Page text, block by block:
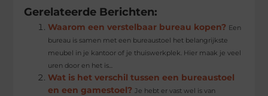
Gerelateerde Berichten:
Waarom een verstelbaar bureau kopen? Een
bureau is samen met een bureaustoel het belangrijkste
meubel in je kantoor of je thuiswerkplek. Hier maak je veel
uren door en het is...
Wat is het verschil tussen een bureaustoel
en een gamestoel? Je hebt er vast wel is van